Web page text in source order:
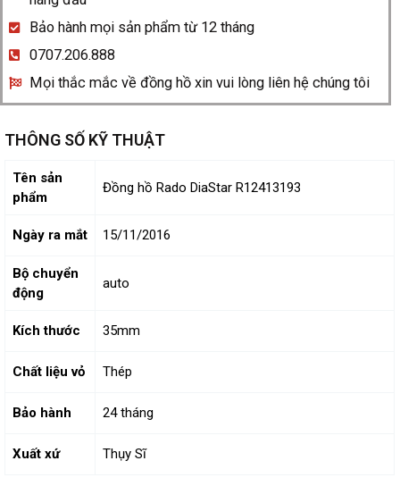
Bảo hành mọi sản phẩm từ 12 tháng
0707.206.888
Mọi thắc mắc về đồng hồ xin vui lòng liên hệ chúng tôi
THÔNG SỐ KỸ THUẬT
Tên sản
phẩm
Đồng hồ Rado DiaStar R12413193
Ngày ra mắt 15/11/2016
Bộ chuyển
động
auto
Kích thước 35mm
Chất liệu vỏ Thép
Bảo hành 24 tháng
Xuất xứ Thụy Sĩ